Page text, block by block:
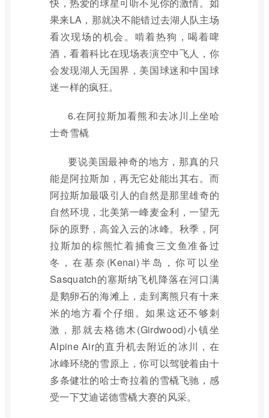
果来LA，那就决不能错过去湖人队主场
看次现场的机会。啃着热狗，喝着啤
酒，看着科比在现场表演空中飞人，你
会发现湖人无国界，美国球迷和中国球
迷一样的疯狂。
6.在阿拉斯加看熊和去冰川上坐哈
士奇雪橇
要说美国最神奇的地方，那真的只
能是阿拉斯加，再无它处能出其右。而
阿拉斯加最吸引人的自然是那里雄奇的
自然环境，北美第一峰麦金利，一望无
际的原野，高耸入云的冰峰。秋季，阿
拉斯加的棕熊忙着捕食三文鱼准备过
冬，在基奈(Kenai)半岛，你可以坐
Sasquatch的塞斯纳飞机降落在河口满
是鹅卵石的海滩上，走到离熊只有十来
米的地方看个仔细。如果这还不够刺
激，那就去格德木(Girdwood)小镇坐
Alpine Air的直升机去附近的冰川，在
冰峰环绕的雪原上，你可以驾驶着由十
多条健壮的哈士奇拉着的雪橇飞驰，感
受一下艾迪诺德雪橇大赛的风采。